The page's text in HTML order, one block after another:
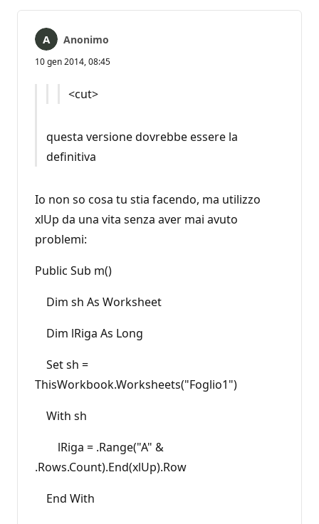
Anonimo
10 gen 2014, 08:45
<cut>
questa versione dovrebbe essere la
definitiva
Io non so cosa tu stia facendo, ma utilizzo
xlUp da una vita senza aver mai avuto
problemi:
Public Sub m()
Dim sh As Worksheet
Dim lRiga As Long
Set sh =
ThisWorkbook.Worksheets("Foglio1")
With sh
lRiga = .Range("A" &
.Rows.Count).End(xlUp).Row
End With